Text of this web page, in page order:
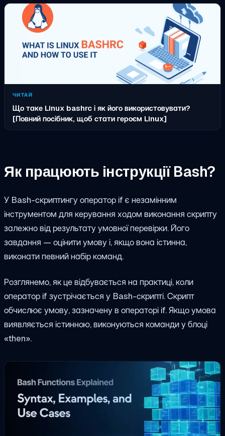
ЧИТАЙ
Що таке Linux bashrc і як його використовувати?
[Повний посібник, щоб стати героєм Linux]
Як працюють інструкції Bash?
У Bash-скриптингу оператор if є незамінним
інструментом для керування ходом виконання скрипту
залежно від результату умовної перевірки. Його
завдання — оцінити умову і, якщо вона істинна,
виконати певний набір команд.
Розглянемо, як це відбувається на практиці, коли
оператор if зустрічається у Bash-скрипті. Скрипт
обчислює умову, зазначену в операторі if. Якщо умова
виявляється істинною, виконуються команди у блоці
«then».